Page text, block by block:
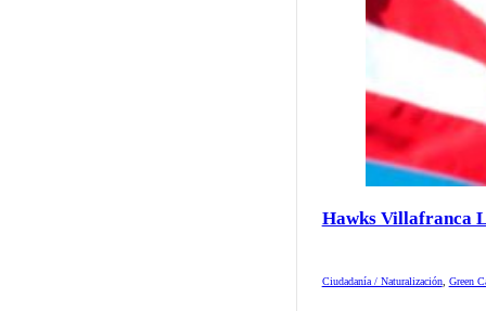
Hawks Villafranca
Ciudadanía / Naturalización, Green